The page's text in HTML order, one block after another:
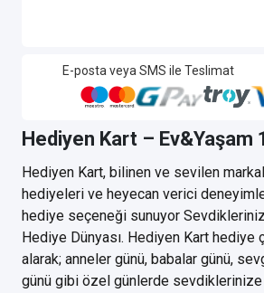
E-posta veya SMS ile Teslimat
Hediyen Kart – Ev&Yaşam
Hediyen Kart, bilinen ve sevilen
hediyeleri ve heyecan verici
hediye seçeneği sunuyor Sevdikleriniz
Hediye Dünyası. Hediyen Kart hediye
alarak; anneler günü, babalar günü,
günü gibi özel günlerde